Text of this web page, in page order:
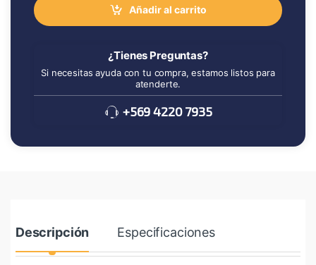
Añadir al carrito
¿Tienes Preguntas?
Si necesitas ayuda con tu compra, estamos listos para
atenderte.
+569 4220 7935
Descripción Especificaciones